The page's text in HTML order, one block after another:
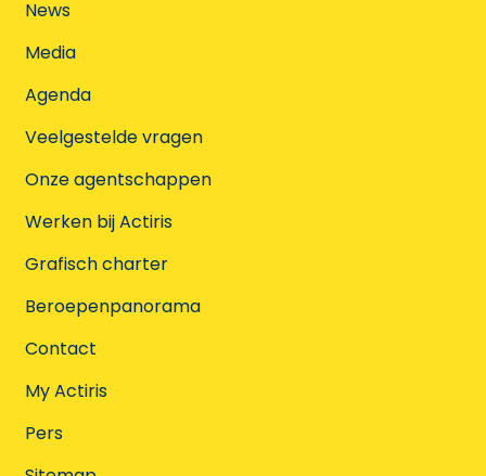
News
Media
Agenda
Veelgestelde vragen
Onze agentschappen
Werken bij Actiris
Grafisch charter
Beroepenpanorama
Contact
My Actiris
Pers